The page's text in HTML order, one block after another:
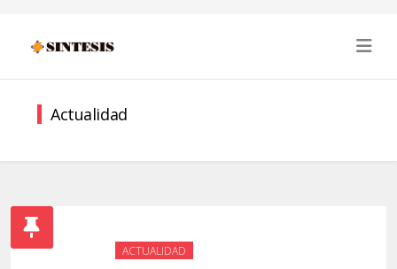
Actualidad
ACTUALIDAD